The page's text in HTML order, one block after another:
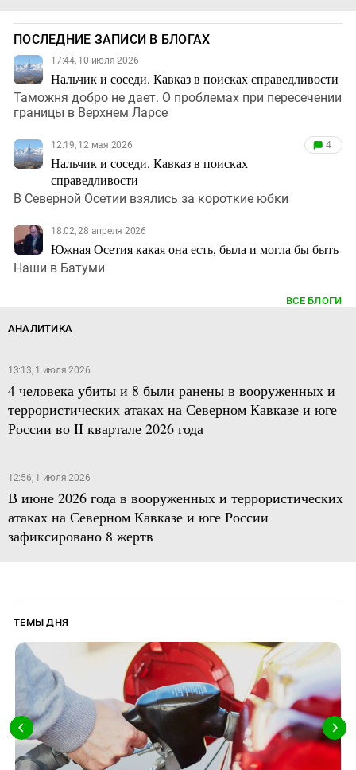
ПОСЛЕДНИЕ ЗАПИСИ В БЛОГАХ
17:44, 10 июля 2026
Нальчик и соседи. Кавказ в поисках справедливости
Таможня добро не дает. О проблемах при пересечении
границы в Верхнем Ларсе
12:19, 12 мая 2026
Нальчик и соседи. Кавказ в поисках
справедливости
4
В Северной Осетии взялись за короткие юбки
18:02, 28 апреля 2026
Южная Осетия какая она есть, была и могла бы быть
Наши в Батуми
ВСЕ БЛОГИ
АНАЛИТИКА
13:13, 1 июля 2026
4 человека убиты и 8 были ранены в вооруженных и
террористических атаках на Северном Кавказе и юге
России во II квартале 2026 года
12:56, 1 июля 2026
В июне 2026 года в вооруженных и террористических
атаках на Северном Кавказе и юге России
зафиксировано 8 жертв
ТЕМЫ ДНЯ